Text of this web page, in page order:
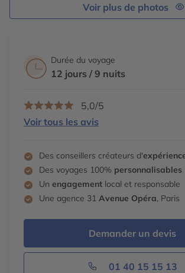
Voir plus de photos
Durée du voyage
12 jours / 9 nuits
5,0/5
Voir tous les avis
Des conseillers créateurs d'
Des voyages 100% personnalisables
Un engagement local et responsable
Une agence 31 Avenue Opéra, Paris
Demander un devis
01 40 15 15 13